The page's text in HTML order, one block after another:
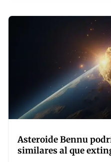
Asteroide Bennu
similares al que